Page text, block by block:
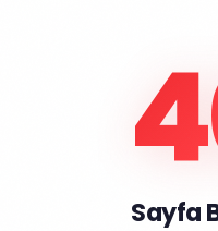
Sayfa